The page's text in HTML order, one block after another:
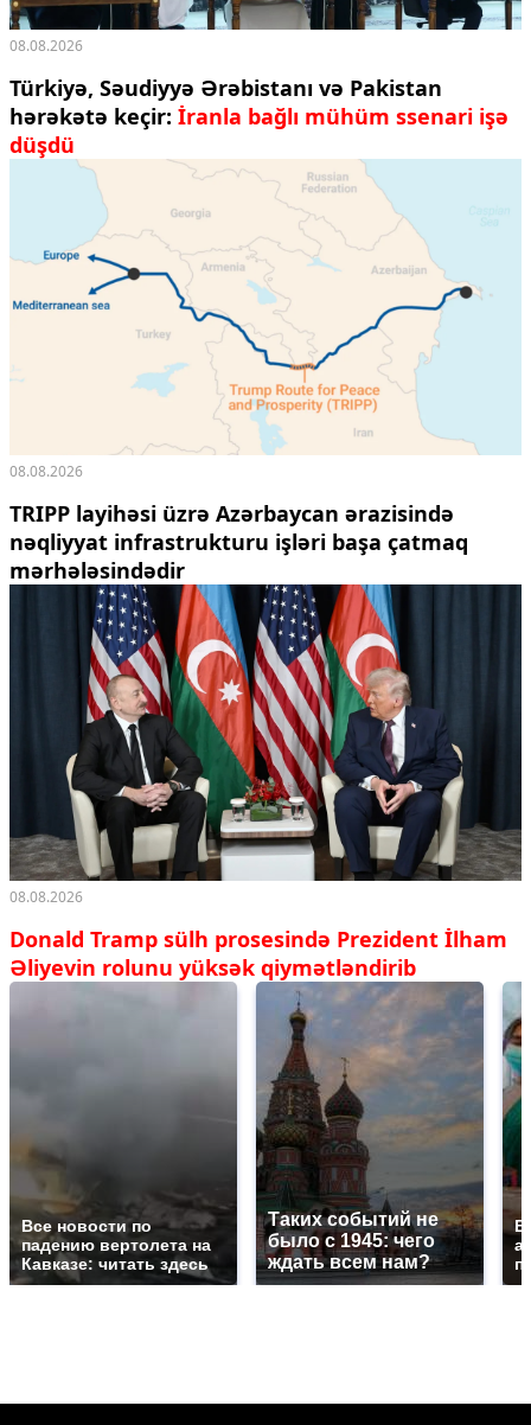
08.08.2026
Türkiyə, Səudiyyə Ərəbistanı və Pakistan
hərəkətə keçir: İranla bağlı mühüm ssenari işə
düşdü
08.08.2026
TRIPP layihəsi üzrə Azərbaycan ərazisində
nəqliyyat infrastrukturu işləri başa çatmaq
mərhələsindədir
08.08.2026
Donald Tramp sülh prosesində Prezident İlham
Əliyevin rolunu yüksək qiymətləndirib
Все новости по
падению вертолета на
Кавказе: читать здесь
Таких событий не
было с 1945: чего
ждать всем нам?
В